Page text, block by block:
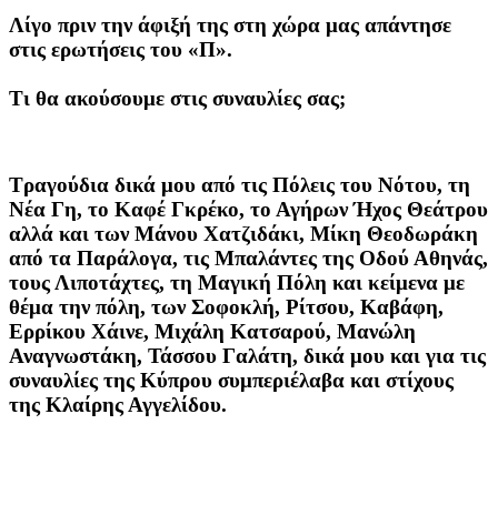
Λίγο πριν την άφιξή της στη χώρα μας απάντησε
στις ερωτήσεις του «Π».
Τι θα ακούσουμε στις συναυλίες σας;
Τραγούδια δικά μου από τις Πόλεις του Νότου, τη
Νέα Γη, το Καφέ Γκρέκο, το Αγήρων Ήχος Θεάτρου
αλλά και των Μάνου Χατζιδάκι, Μίκη Θεοδωράκη
από τα Παράλογα, τις Μπαλάντες της Οδού Αθηνάς,
τους Λιποτάχτες, τη Μαγική Πόλη και κείμενα με
θέμα την πόλη, των Σοφοκλή, Ρίτσου, Καβάφη,
Ερρίκου Χάινε, Μιχάλη Κατσαρού, Μανώλη
Αναγνωστάκη, Τάσσου Γαλάτη, δικά μου και για τις
συναυλίες της Κύπρου συμπεριέλαβα και στίχους
της Κλαίρης Αγγελίδου.